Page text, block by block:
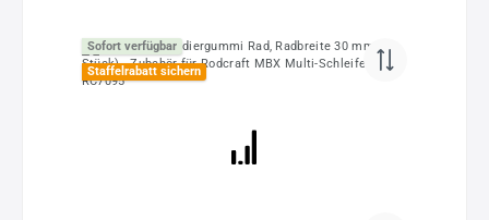
Sofort verfügbar
Staffelrabatt sichern